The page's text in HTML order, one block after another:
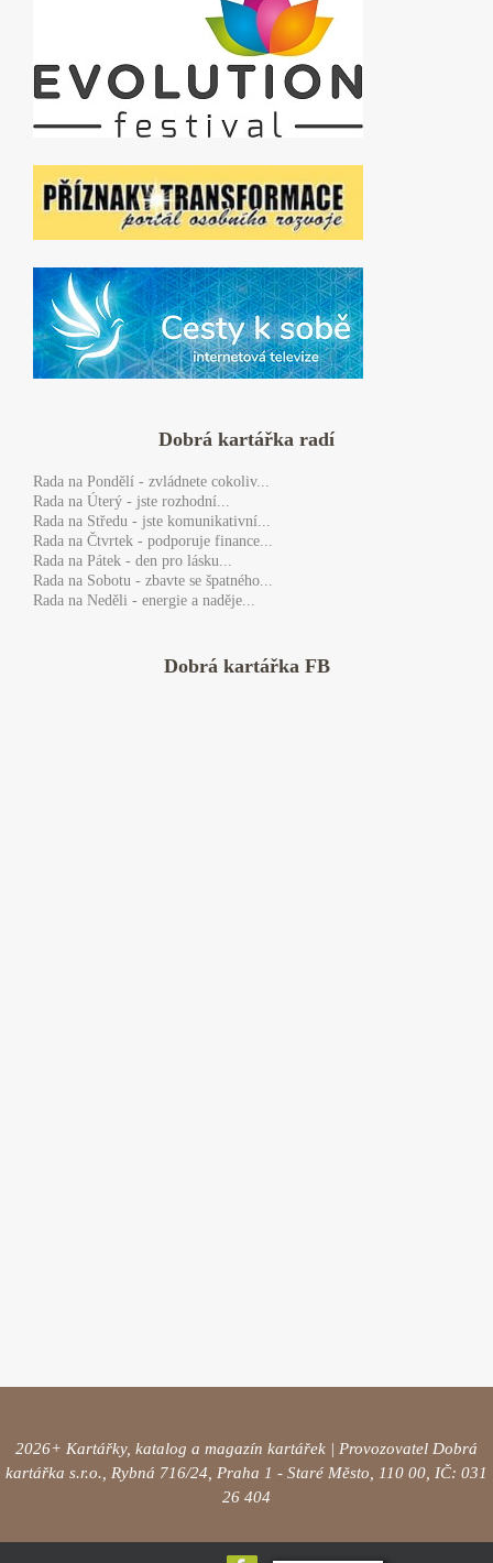
Dobrá kartářka radí
Rada na Pondělí - zvládnete cokoliv...
Rada na Úterý - jste rozhodní...
Rada na Středu - jste komunikativní...
Rada na Čtvrtek - podporuje finance...
Rada na Pátek - den pro lásku...
Rada na Sobotu - zbavte se špatného...
Rada na Neděli - energie a naděje...
Dobrá kartářka FB
2026+ Kartářky, katalog a magazín kartářek | Provozovatel Dobrá
kartářka s.r.o., Rybná 716/24, Praha 1 - Staré Město, 110 00, IČ: 031
26 404